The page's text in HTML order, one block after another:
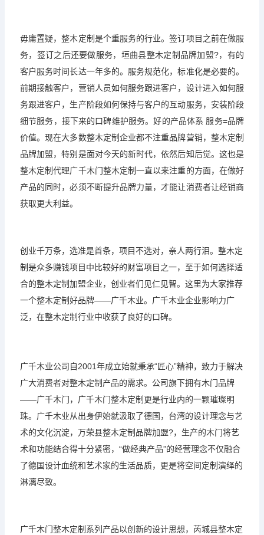
毋庸置疑，整木定制是个重服务的行业。签订项目之前在做服
务，签订之后还要做服务，垣曲县整木定制品牌加盟?，有的
客户服务时间长达一年多的。服务规范化，标准化是必要的。
前期接触客户，营销人员如何服务跟进客户，设计进入如何服
务跟进客户，生产阶段如何保持与客户的互动服务，安装阶段
细节服务，接下来的口碑维护服务。好的产品体系 服务=品牌
价值。现在大多数整木定制企业都不注重品牌营销，整木定制
品牌加盟，特别是面对今天的新时代，依然后知后觉。这也是
整木定制代理广千木门整木定制一直以来注重的方面，在做好
产品的同时，必须不断提升品牌力量，才能让消费者让经销商
获取更大利益。
创业千万条，选准是首条，项目不选对，亲人两行泪。整木定
制是众多赚钱项目中比较好的财富项目之一，至于如何选择适
合的整木定制加盟企业，创业者们见仁见智。这里为大家推荐
一个整木定制好品牌——广千木业。广千木业企业影响力广
泛，在整木定制行业中收获了良好的口碑。
广千木业公司自2001年成立始就秉承“匠心”精神，致力于解决
广大消费者对整木定制产品的需求。公司旗下拥有木门品牌
——广千木门，广千木门整木定制更是行业内的一颗璀璨明
珠。广千木业从出身伊始就汲取了德国，台湾的设计理念与艺
术的文化沉淀，万荣县整木定制品牌加盟?，生产的木门将艺
术和功能结合得十分紧密，“做经典产品”的经营理念不仅融合
了德国设计血统和艺术家的生活品质，更是将空间定制演绎的
淋漓尽致。
广千木门整木定制系列产品以创新的设计思想，芮城县整木定